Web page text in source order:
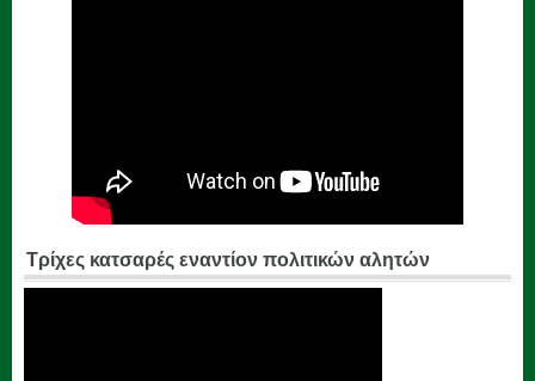
Τρίχες κατσαρές εναντίον πολιτικών αλητών